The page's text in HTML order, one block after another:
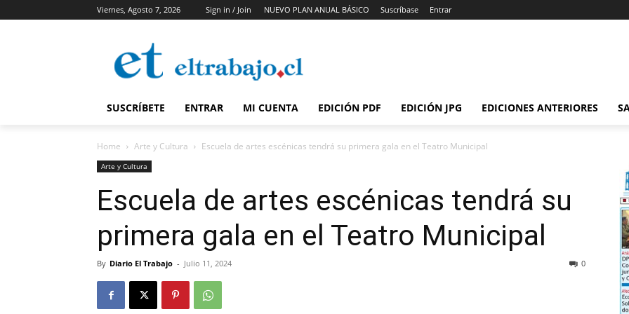
Viernes, Agosto 7, 2026 Sign in / Join NUEVO PLAN ANUAL BÁSICO Suscríbase Entrar
SUSCRÍBETE ENTRAR MI CUENTA EDICIÓN PDF EDICIÓN JPG EDICIONES ANTERIORES
Home Arte y Cultura Escuela de artes escénicas tendrá su primera gala en el Teatro Municipal
Arte y Cultura
Escuela de artes escénicas tendrá su
primera gala en el Teatro Municipal
By Diario El Trabajo - Julio 11, 2024 0